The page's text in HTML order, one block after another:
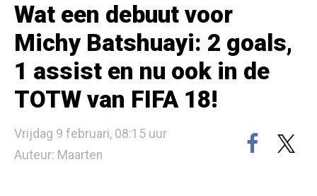
Wat een debuut voor
Michy Batshuayi: 2 goals,
1 assist en nu ook in de
TOTW van FIFA 18!
Vrijdag 9 februari, 08:15 uur
Auteur: Maarten